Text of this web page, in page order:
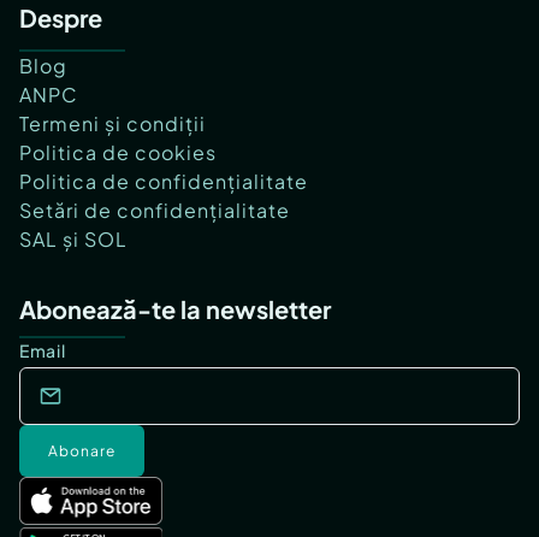
Despre
Blog
ANPC
Termeni și condiții
Politica de cookies
Politica de confidențialitate
Setări de confidențialitate
SAL și SOL
Abonează-te la newsletter
Email
Abonare